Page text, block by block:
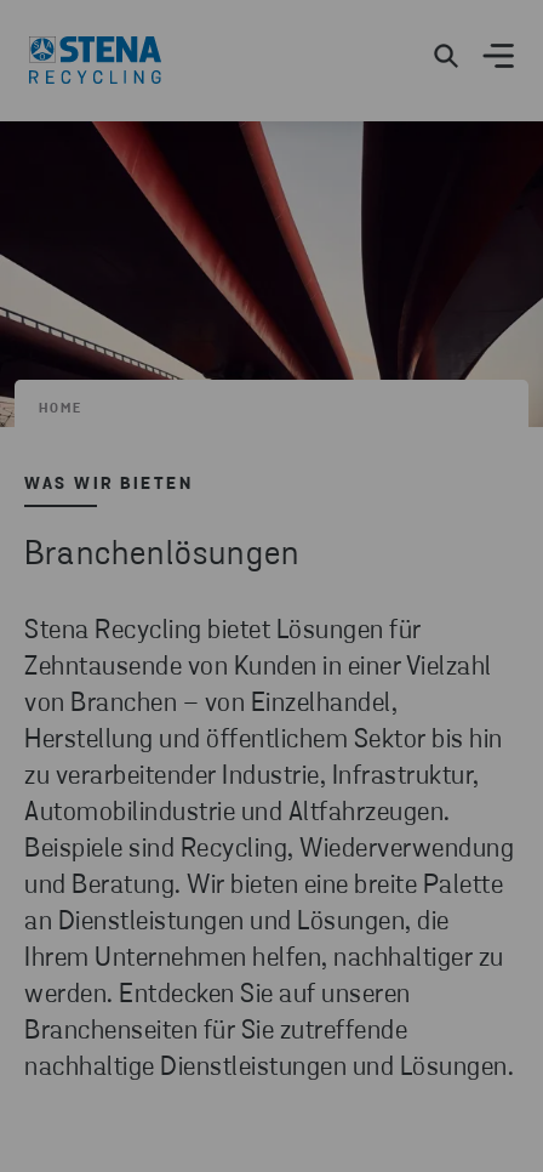
HOME
WAS WIR BIETEN
Branchenlösungen
Stena Recycling bietet Lösungen für
Zehntausende von Kunden in einer Vielzahl
von Branchen – von Einzelhandel,
Herstellung und öffentlichem Sektor bis hin
zu verarbeitender Industrie, Infrastruktur,
Automobilindustrie und Altfahrzeugen.
Beispiele sind Recycling, Wiederverwendung
und Beratung. Wir bieten eine breite Palette
an Dienstleistungen und Lösungen, die
Ihrem Unternehmen helfen, nachhaltiger zu
werden. Entdecken Sie auf unseren
Branchenseiten für Sie zutreffende
nachhaltige Dienstleistungen und Lösungen.